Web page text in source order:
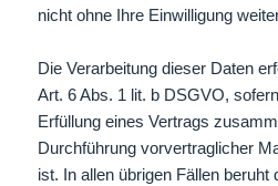
nicht ohne Ihre Einwilligung
Die Verarbeitung dieser Daten
Art. 6 Abs. 1 lit. b DSGVO,
Erfüllung eines Vertrags
Durchführung vorvertraglicher
ist. In allen übrigen Fällen beruht